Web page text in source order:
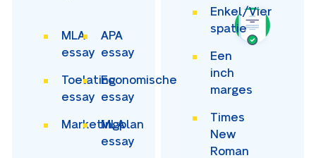
MLA
essay
APA
essay
Toelating
essay
Economische
essay
Marketingplan
MLA
essay
Enkel/Vier
spatie
Een
inch
marges
Times
New
Roman